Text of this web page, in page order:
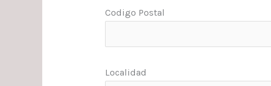
Codigo Postal
Localidad